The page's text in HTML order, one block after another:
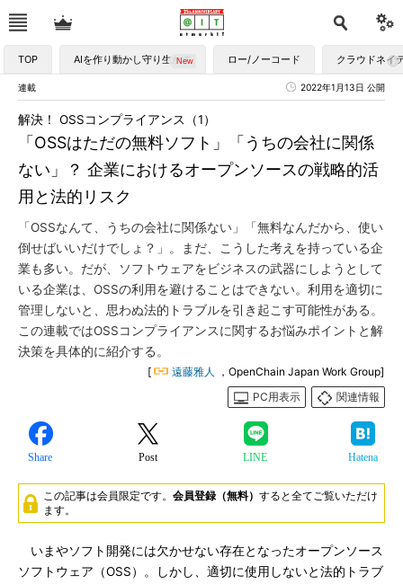
TOP AIを作り動かし守り生かす ロー/ノーコード クラウドネイ
連載 2022年1月13日 公開
「OSSはただの無料ソフト」「うちの会社に関係
ない」？ 企業におけるオープンソースの戦略的活
用と法的リスク
解決！ OSSコンプライアンス（1）
「OSSなんて、うちの会社に関係ない」「無料なんだから、使い
倒せばいいだけでしょ？」。まだ、こうした考えを持っている企
業も多い。だが、ソフトウェアをビジネスの武器にしようとして
いる企業は、OSSの利用を避けることはできない。利用を適切に
管理しないと、思わぬ法的トラブルを引き起こす可能性がある。
この連載ではOSSコンプライアンスに関するお悩みポイントと解
決策を具体的に紹介する。
[ 遠藤雅人
，OpenChain Japan Work Group]
PC用表示
関連情報
Share Post LINE Hatena
この記事は会員限定です。 会員登録（無料） すると全てご覧いただけ
ます。
いまやソフト開発には欠かせない存在となったオープンソース
ソフトウェア（OSS）。しかし、適切に使用しないと法的トラブ